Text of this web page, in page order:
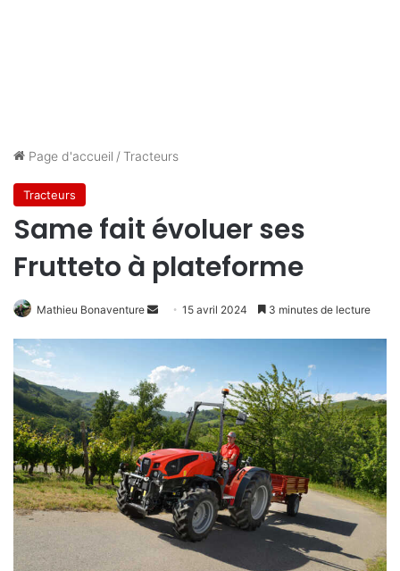
Page d'accueil /Tracteurs
Tracteurs
Same fait évoluer ses
Frutteto à plateforme
Mathieu Bonaventure
Envoyer15 avril 2024 3 minutes de lecture